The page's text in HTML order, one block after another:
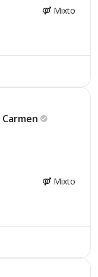
Mixto
Carmen
Mixto